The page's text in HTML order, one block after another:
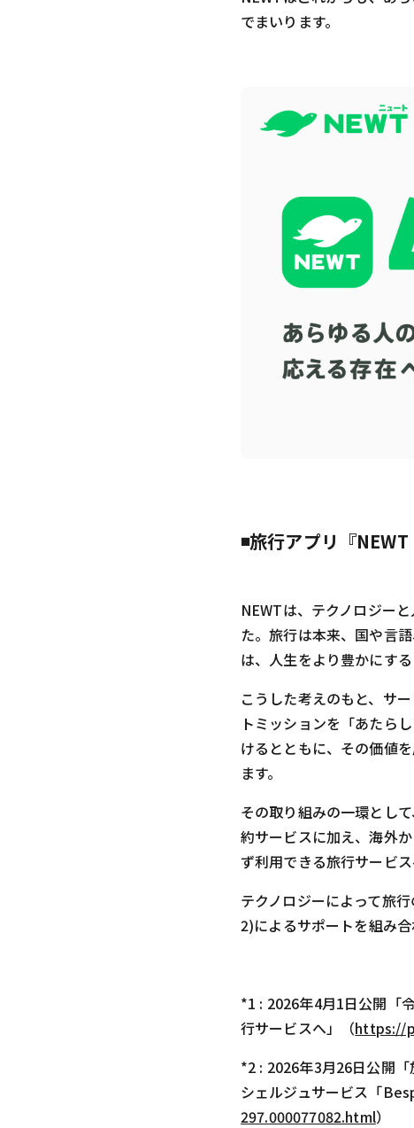
でまいります。
◾️旅行アプリ『
NEWTは、テクノロジー
た。旅行は本来、国や言
は、人生をより豊かにす
こうした考えのもと、サ
トミッションを「あたら
けるとともに、その価値
ます。
その取り組みの一環とし
約サービスに加え、海外
ず利用できる旅行サービス
テクノロジーによって旅
2)によるサポートを組み
*1 : 2026年4月1日公開「
行サービスへ」（https://
*2 : 2026年3月26日公開
シェルジュサービス「
297.000077082.html）